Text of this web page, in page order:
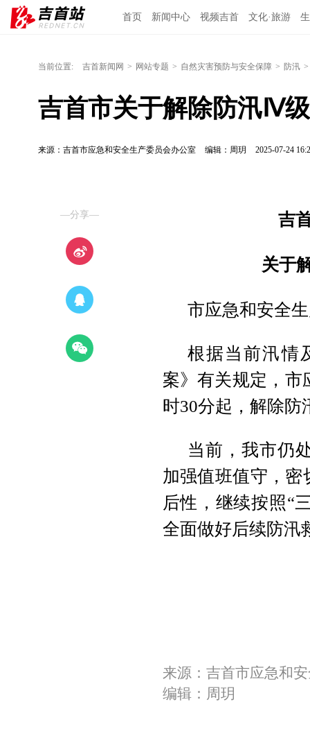
首页 新闻中心 视频吉首 文化·旅游
当前位置: 吉首新闻网 > 网站专题 > 自然灾害预防与安全保障 > 防汛 >
吉首市关于解除防汛Ⅳ
来源：吉首市应急和安全生产委员会办公室 编辑：周玥 2025-07-24
—分享— 吉
关于
市应急和安全
根据当前汛情
案》有关规定，市
时30分起，解除
当前，我市仍
加强值班值守，
后性，继续按照“
全面做好后续防汛
来源：吉首市应急和
编辑：周玥